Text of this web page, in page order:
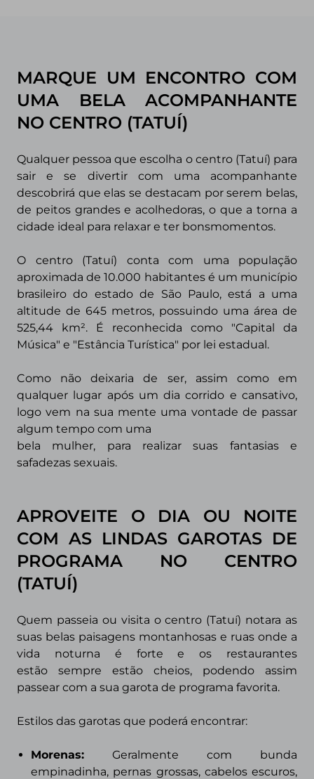
MARQUE UM ENCONTRO COM
UMA BELA ACOMPANHANTE
NO CENTRO (TATUÍ)
Qualquer pessoa que escolha o centro (Tatuí) para
sair e se divertir com uma acompanhante
descobrirá que elas se destacam por serem belas,
de peitos grandes e acolhedoras, o que a torna a
cidade ideal para relaxar e ter bonsmomentos.
O centro (Tatuí) conta com uma população
aproximada de 10.000 habitantes é um município
brasileiro do estado de São Paulo, está a uma
altitude de 645 metros, possuindo uma área de
525,44 km². É reconhecida como "Capital da
Música" e "Estância Turística" por lei estadual.
Como não deixaria de ser, assim como em
qualquer lugar após um dia corrido e cansativo,
logo vem na sua mente uma vontade de passar
algum tempo com uma
bela mulher, para realizar suas fantasias e
safadezas sexuais.
APROVEITE O DIA OU NOITE
COM AS LINDAS GAROTAS DE
PROGRAMA NO CENTRO
(TATUÍ)
Quem passeia ou visita ocentro (Tatuí) notara as
suas belas paisagens montanhosas e ruas onde a
vida noturna é forte e os restaurantes
estão sempre estão cheios, podendo assim
passear com a sua garota de programa favorita.
Estilos das garotas que poderá encontrar:
Morenas: Geralmente com bunda
empinadinha, pernas grossas, cabelos escuros,